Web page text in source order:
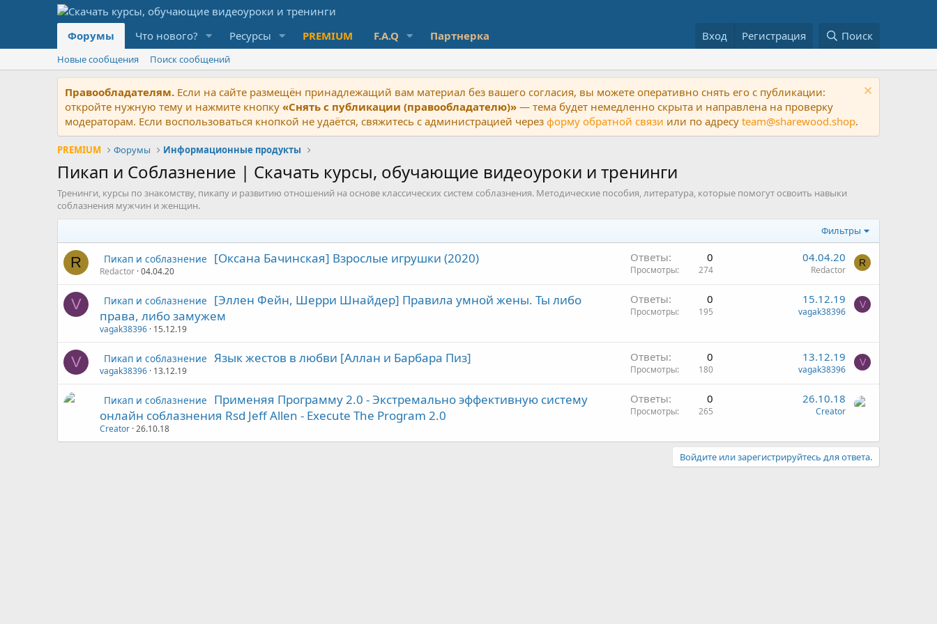
Форумы Что нового? Ресурсы PREMIUM F.A.Q Партнерка Вход Регистрация Поиск
Новые сообщения Поиск сообщений
Правообладателям. Если на сайте размещён принадлежащий вам материал без вашего согласия, вы можете оперативно снять его с публикации:
откройте нужную тему и нажмите кнопку «Снять с публикации (правообладателю)» — тема будет немедленно скрыта и направлена на проверку
модераторам. Если воспользоваться кнопкой не удаётся, свяжитесь с администрацией через форму обратной связи или по адресу team@sharewood.shop.
PREMIUM Форумы Информационные продукты
Пикап и Соблазнение | Скачать курсы, обучающие видеоуроки и тренинги
Тренинги, курсы по знакомству, пикапу и развитию отношений на основе классических систем соблазнения. Методические пособия, литература, которые помогут освоить навыки
соблазнения мужчин и женщин.
Фильтры
R Пикап и соблазнение [Оксана Бачинская] Взрослые игрушки (2020)
Redactor 04.04.20
Ответы 0
Просмотры 274
04.04.20
Redactor
R
V Пикап и соблазнение
[Эллен Фейн, Шерри Шнайдер] Правила умной жены. Ты либо
права, либо замужем
vagak38396 15.12.19
Ответы 0
Просмотры 195
15.12.19
vagak38396
V
V Пикап и соблазнение Язык жестов в любви [Аллан и Барбара Пиз]
vagak38396 13.12.19
Ответы 0
Просмотры 180
13.12.19
vagak38396
V
Пикап и соблазнение
Применяя Программу 2.0 - Экстремально эффективную систему
онлайн соблазнения Rsd Jeff Allen - Execute The Program 2.0
Creator 26.10.18
Ответы 0
Просмотры 265
26.10.18
Creator
Войдите или зарегистрируйтесь для ответа.